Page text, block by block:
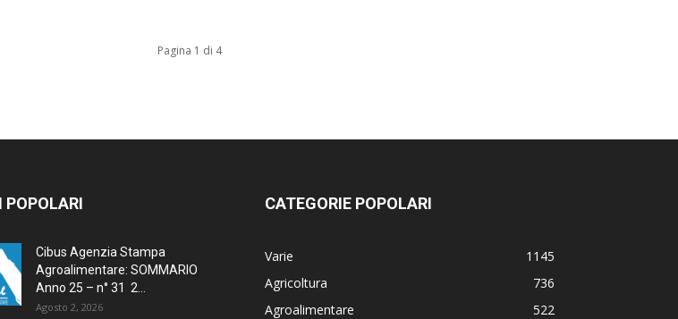
Pagina 1 di 4
POPOLARI
Cibus Agenzia Stampa
Agroalimentare: SOMMARIO
Anno 25 – n° 31 2...
Agosto 2, 2026
CATEGORIE POPOLARI
Varie
1145
Agricoltura
736
Agroalimentare
522